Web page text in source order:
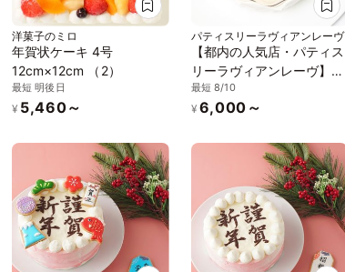
洋菓子のミロ
年賀状ケーキ 4号
12cm×12cm （2）
最短 明後日
¥ 5,460～
パティスリーラヴィアンレーヴ
【都内の人気店・パティス
リーラヴィアンレーヴ】福
笑い おかめケーキ 4号
最短 8/10
¥ 6,000～